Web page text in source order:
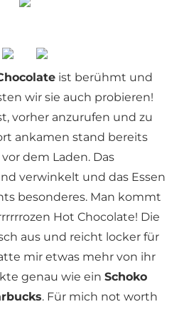
ist berühmt und
wir sie auch probieren!
vorher anzurufen und zu
ankamen stand bereits
vor dem Laden. Das
verwinkelt und das Essen
besonderes. Man kommt
Hot Chocolate! Die
aus und reicht locker für
mir etwas mehr von ihr
genau wie ein Schoko
. Für mich not worth